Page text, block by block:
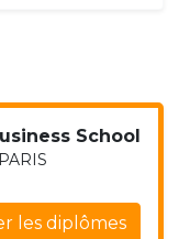
School
les diplômes